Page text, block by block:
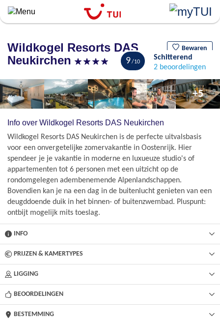
Overslaan
algemene
gaan
Wildkogel Resorts DAS
Neukirchen
Bewaren
9
Schitterend
2 beoordelingen
+5
Info over Wildkogel Resorts DAS Neukirchen
Wildkogel Resorts DAS Neukirchen is de perfecte uitvalsbasis
voor een onvergetelijke zomervakantie in Oostenrijk. Hier
spendeer je je vakantie in moderne en luxueuze studio's of
appartementen tot 6 personen met een uitzicht op de
rondomgelegen adembenemende Alpenlandschappen.
Bovendien kan je na een dag in de buitenlucht genieten van een
deugddoende duik in het binnen- of buitenzwembad. Pluspunt:
ontbijt mogelijk mits toeslag.
INFO
PRIJZEN & KAMERTYPES
LIGGING
BEOORDELINGEN
BESTEMMING